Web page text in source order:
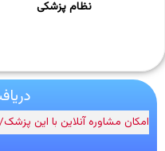
نظام پزشکی
امکان مشاوره آنلاین با این